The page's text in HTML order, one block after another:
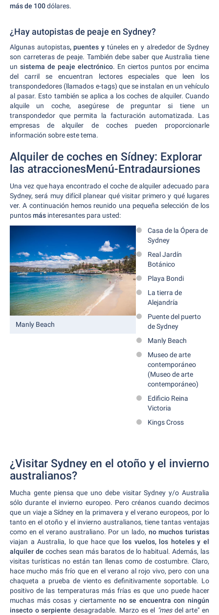
más de 100dólares.
¿Hay autopistas de peaje en Sydney?
Algunas autopistas, puentes y túneles en y alrededor de Sydney
son carreteras de peaje. También debe saber que Australia tiene
un sistema de peaje electrónico. En ciertos puntos por encima
del carril se encuentran lectores especiales que leen los
transpondedores (llamados e-tags) que se instalan en un vehículo
al pasar. Esto también se aplica a los coches de alquiler. Cuando
alquile un coche, asegúrese de preguntar si tiene un
transpondedor que permita la facturación automatizada. Las
empresas de alquiler de coches pueden proporcionarle
información sobre este tema.
Alquiler de coches en Sídney: Explorar
las atraccionesMenú-Entradaursiones
Una vez que haya encontrado el coche de alquiler adecuado para
Sydney, será muy difícil planear qué visitar primero y qué lugares
ver. A continuación hemos reunido una pequeña selección de los
puntosmás interesantes para usted:
Manly Beach
Casa de la Ópera de
Sydney
Real Jardín
Botánico
Playa Bondi
La tierra de
Alejandría
Puente del puerto
de Sydney
Manly Beach
Museo de arte
contemporáneo
(Museo de arte
contemporáneo)
Edificio Reina
Victoria
Kings Cross
¿Visitar Sydney en el otoño y el invierno
australianos?
Mucha gente piensa que uno debe visitar Sydney y/o Australia
sólo durante el invierno europeo. Pero créanos cuando decimos
que un viaje a Sídney en la primavera y el verano europeos, por lo
tanto en el otoño y el invierno australianos, tiene tantas ventajas
como en el verano australiano. Por un lado, no muchos turistas
viajan a Australia, lo que hace que los vuelos, los hoteles y el
alquiler de coches sean más baratos de lo habitual. Además, las
visitas turísticas no están tan llenas como de costumbre. Claro,
hace mucho más frío que en el verano al rojo vivo, pero con una
chaqueta a prueba de viento es definitivamente soportable. Lo
positivo de las temperaturas más frías es que uno puede hacer
muchas más cosas y ciertamente no se encuentra con ningún
insecto o serpiente desagradable. Marzo es el "mesdel arte" en